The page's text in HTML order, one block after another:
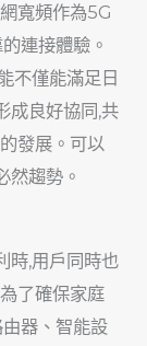
寬頻作為5G
連接體驗。
不僅能滿足日
成良好協同,共
發展。可以
然趨勢。
時,用戶同時也
了確保家庭
器、智能設